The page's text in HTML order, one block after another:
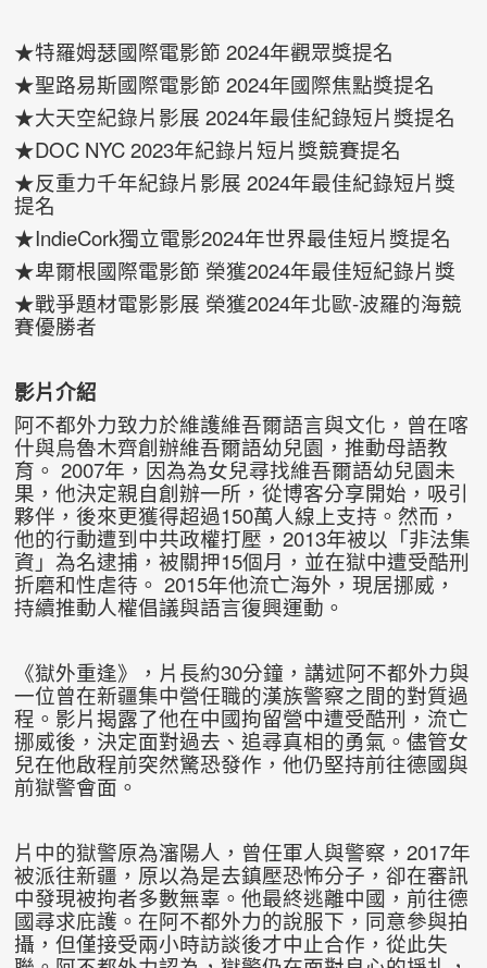
★特羅姆瑟國際電影節 2024年觀眾獎提名
★聖路易斯國際電影節 2024年國際焦點獎提名
★大天空紀錄片影展 2024年最佳紀錄短片獎提名
★DOC NYC 2023年紀錄片短片獎競賽提名
★反重力千年紀錄片影展 2024年最佳紀錄短片獎
提名
★IndieCork獨立電影2024年世界最佳短片獎提名
★卑爾根國際電影節 榮獲2024年最佳短紀錄片獎
★戰爭題材電影影展 榮獲2024年北歐-波羅的海競
賽優勝者
影片介紹
阿不都外力致力於維護維吾爾語言與文化，曾在喀
什與烏魯木齊創辦維吾爾語幼兒園，推動母語教
育。 2007年，因為為女兒尋找維吾爾語幼兒園未
果，他決定親自創辦一所，從博客分享開始，吸引
夥伴，後來更獲得超過150萬人線上支持。然而，
他的行動遭到中共政權打壓，2013年被以「非法集
資」為名逮捕，被關押15個月，並在獄中遭受酷刑
折磨和性虐待。 2015年他流亡海外，現居挪威，
持續推動人權倡議與語言復興運動。
《獄外重逢》，片長約30分鐘，講述阿不都外力與
一位曾在新疆集中營任職的漢族警察之間的對質過
程。影片揭露了他在中國拘留營中遭受酷刑，流亡
挪威後，決定面對過去、追尋真相的勇氣。儘管女
兒在他啟程前突然驚恐發作，他仍堅持前往德國與
前獄警會面。
片中的獄警原為瀋陽人，曾任軍人與警察，2017年
被派往新疆，原以為是去鎮壓恐怖分子，卻在審訊
中發現被拘者多數無辜。他最終逃離中國，前往德
國尋求庇護。在阿不都外力的說服下，同意參與拍
攝，但僅接受兩小時訪談後才中止合作，從此失